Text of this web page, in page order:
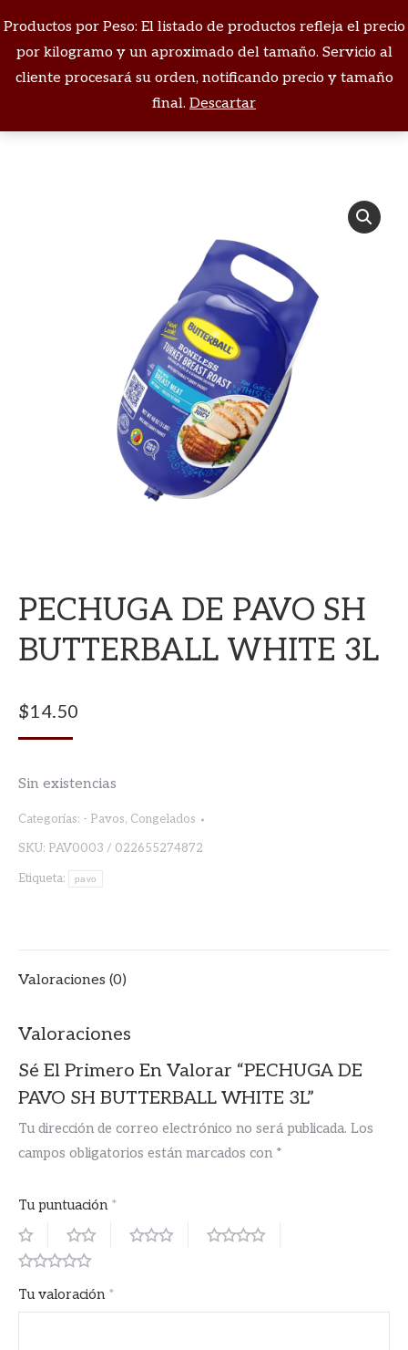
Productos por Peso: El listado de productos refleja el precio
por kilogramo y un aproximado del tamaño. Servicio al
cliente procesará su orden, notificando precio y tamaño
final. Descartar
Buscar:
Estás aquí:
PECHUGA DE PAVO SH
BUTTERBALL WHITE 3L
$14.50
Sin existencias
Categorías: - Pavos, Congelados
SKU: PAV0003 / 022655274872
Etiqueta: pavo
Valoraciones (0)
Valoraciones
Sé El Primero En Valorar “PECHUGA DE
PAVO SH BUTTERBALL WHITE 3L”
Tu dirección de correo electrónico no será publicada. Los
campos obligatorios están marcados con *
Tu puntuación *
Tu valoración *